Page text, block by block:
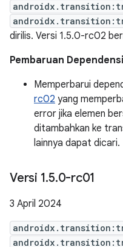
dirilis. Versi 1.5.0-rc02
Pembaruan Dependensi
Memperbarui
rc02 yang
error jika elemen
ditambahkan ke
lainnya dapat dicari.
Versi 1.5.0-rc01
3 April 2024